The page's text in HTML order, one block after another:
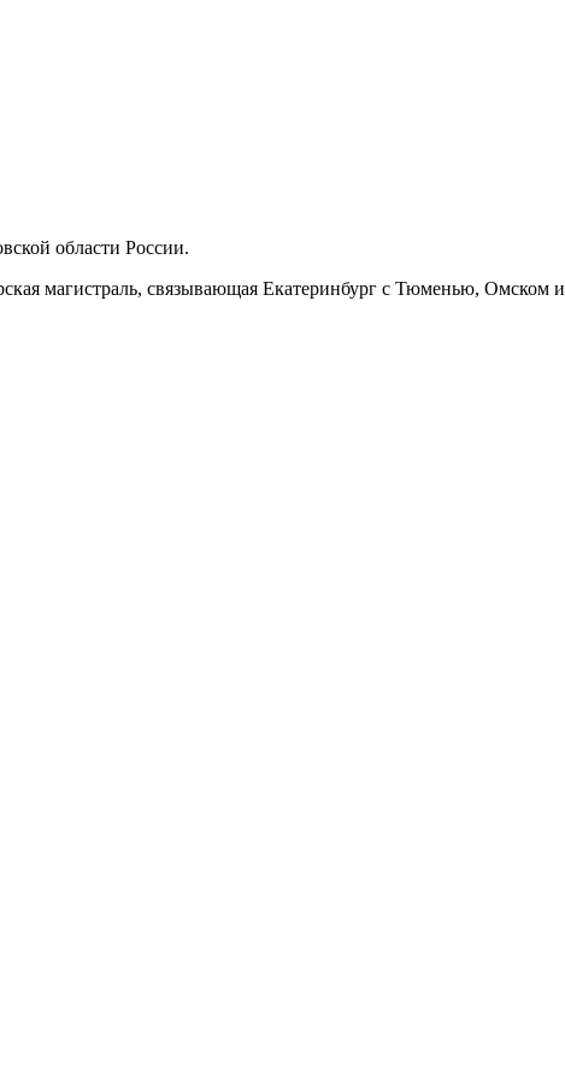
области России.
магистраль, связывающая Екатеринбург с Тюменью, Омском и